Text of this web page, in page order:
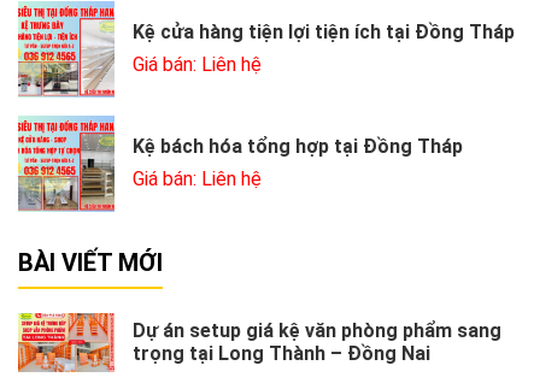
Kệ cửa hàng tiện lợi tiện ích tại Đồng Tháp
Giá bán: Liên hệ
Kệ bách hóa tổng hợp tại Đồng Tháp
Giá bán: Liên hệ
BÀI VIẾT MỚI
Dự án setup giá kệ văn phòng phẩm sang
trọng tại Long Thành – Đồng Nai